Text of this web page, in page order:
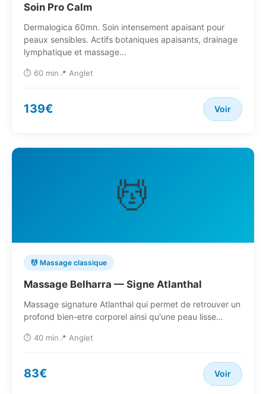
Soin Pro Calm
Dermalogica 60mn. Soin intensement apaisant pour
peaux sensibles. Actifs botaniques apaisants, drainage
lymphatique et massage…
⏱️ 60 min 📍 Anglet
139€ Voir
💆
💆 Massage classique
Massage Belharra — Signe Atlanthal
Massage signature Atlanthal qui permet de retrouver un
profond bien-etre corporel ainsi qu'une peau lisse…
⏱️ 40 min 📍 Anglet
83€ Voir